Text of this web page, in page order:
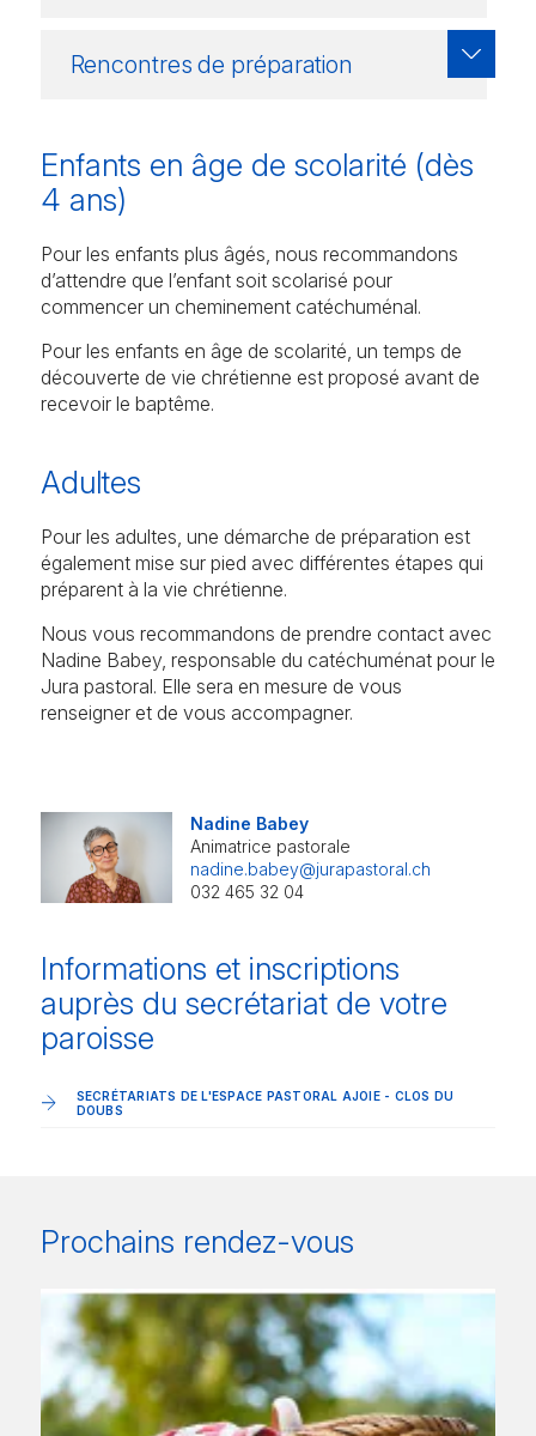
Rencontres de préparation
Enfants en âge de scolarité (dès
4 ans)
Pour les enfants plus âgés, nous recommandons
d’attendre que l’enfant soit scolarisé pour
commencer un cheminement catéchuménal.
Pour les enfants en âge de scolarité, un temps de
découverte de vie chrétienne est proposé avant de
recevoir le baptême.
Adultes
Pour les adultes, une démarche de préparation est
également mise sur pied avec différentes étapes qui
préparent à la vie chrétienne.
Nous vous recommandons de prendre contact avec
Nadine Babey, responsable du catéchuménat pour le
Jura pastoral. Elle sera en mesure de vous
renseigner et de vous accompagner.
Nadine Babey
Animatrice pastorale
nadine.babey@jurapastoral.ch
032 465 32 04
Informations et inscriptions
auprès du secrétariat de votre
paroisse
SECRÉTARIATS DE L'ESPACE PASTORAL AJOIE - CLOS DU
DOUBS
Prochains rendez-vous